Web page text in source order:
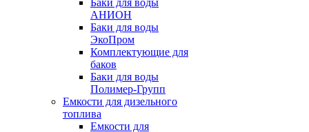
Баки для воды
АНИОН
Баки для воды
ЭкоПром
Комплектующие для
баков
Баки для воды
Полимер-Групп
Емкости для дизельного
топлива
Емкости для